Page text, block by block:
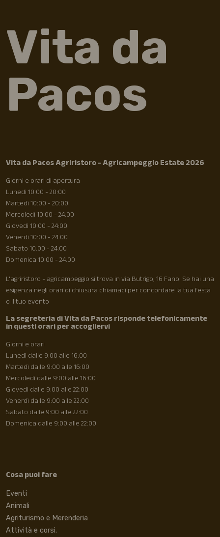
Vita da
Pacos
Vita da Pacos Agriristoro - Agricampeggio Estate 2026
Giorni e orari di apertura
Lunedì 10:00 - 20:00
Martedì 10:00 - 20:00
Mercoledì 10:00 - 24:00
Giovedì 10:00 - 24:00
Venerdì 10:00 - 24.00
Sabato 10.00 - 24.00
Domenica 10.00 - 24.00
L'agriristoro - agricampeggio si trova in via Butrigo, 16 Fano. Se hai una
esigenza negli orari di chiusura chiamaci per concordare la tua festa
o il tuo evento
La segreteria di Vita da Pacos risponde telefonicamente
in questi orari per accogliervi
Giorni e orari
Lunedì dalle 9:00 alle 16:00
Martedì dalle 9:00 alle 16:00
Mercoledì dalle 9:00 alle 16:00
Giovedì dalle 9:00 alle 22:00
Venerdì dalle 9:00 alle 22:00
Sabato dalle 9:00 alle 22:00
Domenica dalle 9:00 alle 22:00
Cosa puoi fare
Eventi
Animali
Agriturismo e Merenderia
Attività e corsi.